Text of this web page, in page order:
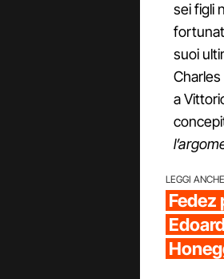
sei figli
suoi
a
LEGGI ANCHE
Fedez